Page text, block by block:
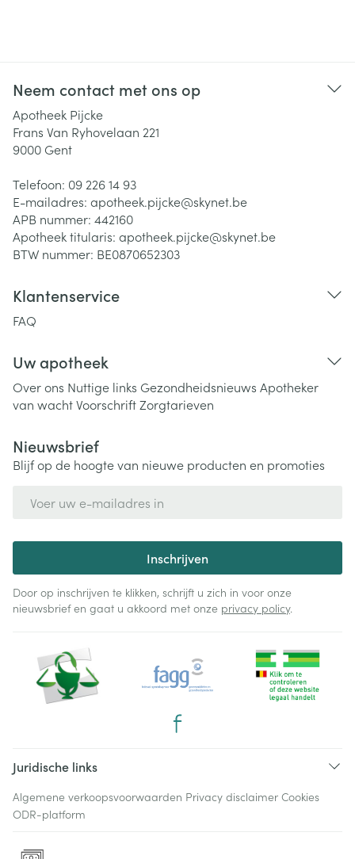
Neem contact met ons op
Apotheek Pijcke
Frans Van Ryhovelaan 221
9000 Gent
Telefoon: 09 226 14 93
E-mailadres: apotheek.pijcke@skynet.be
APB nummer: 442160
Apotheek titularis: apotheek.pijcke@skynet.be
BTW nummer: BE0870652303
Klantenservice
FAQ
Uw apotheek
Over ons Nuttige links Gezondheidsnieuws Apotheker
van wachtVoorschriftZorgtarieven
Nieuwsbrief
Blijf op de hoogte van nieuwe producten en promoties
Inschrijven
Door op inschrijven te klikken, schrijft u zich in voor onze
nieuwsbrief en gaat u akkoord met onze privacy policy.
Juridische links
Algemene verkoopsvoorwaarden Privacy disclaimer Cookies
ODR-platform